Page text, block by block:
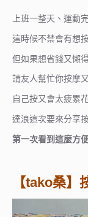
上班一整天、運動
這時候不禁會有想
但如果想省錢又懶
請友人幫忙你按摩
自己按又會太疲累
達浪這次要來分享
第一次看到這麼方
【tako桑】